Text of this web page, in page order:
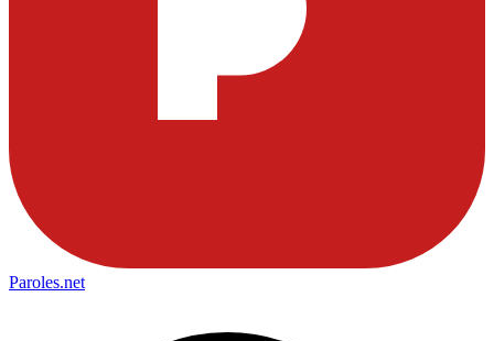
Paroles.net